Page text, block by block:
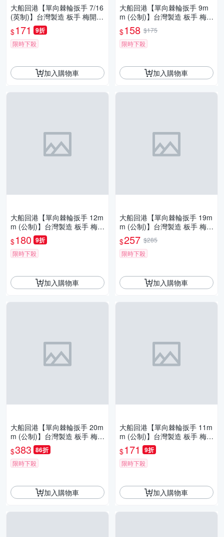
大船回港【單向棘輪扳手 7/16
(英制)】台灣製造 板手 梅開扳
手 梅花扳手 開口扳手 維修工
具
$171 9折
限時下殺
加入購物車
大船回港【單向棘輪扳手 9m
m (公制)】台灣製造 板手 梅開
扳手 梅花扳手 開口扳手 維修
工具
$158 $175
限時下殺
加入購物車
大船回港【單向棘輪扳手 12m
m (公制)】台灣製造 板手 梅開
扳手 梅花扳手 開口扳手 維修
工具
$180 9折
限時下殺
加入購物車
大船回港【單向棘輪扳手 19m
m (公制)】台灣製造 板手 梅開
扳手 梅花扳手 開口扳手 維修
工具
$257 $285
限時下殺
加入購物車
大船回港【單向棘輪扳手 20m
m (公制)】台灣製造 板手 梅開
扳手 梅花扳手 開口扳手 維修
工具
$383 86折
限時下殺
加入購物車
大船回港【單向棘輪扳手 11m
m (公制)】台灣製造 板手 梅開
扳手 梅花扳手 開口扳手 維修
工具
$171 9折
限時下殺
加入購物車